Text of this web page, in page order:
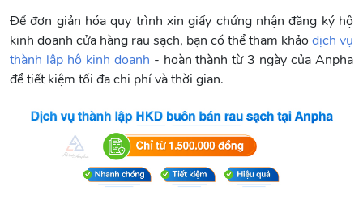
Để đơn giản hóa quy trình xin giấy chứng nhận đăng ký hộ
kinh doanh cửa hàng rau sạch, bạn có thể tham khảo dịch vụ
thành lập hộ kinh doanh - hoàn thành từ 3 ngày của Anpha
để tiết kiệm tối đa chi phí và thời gian.